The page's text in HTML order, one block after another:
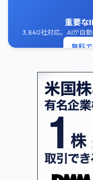
重要な
3,840社対応。AIが自動
無料